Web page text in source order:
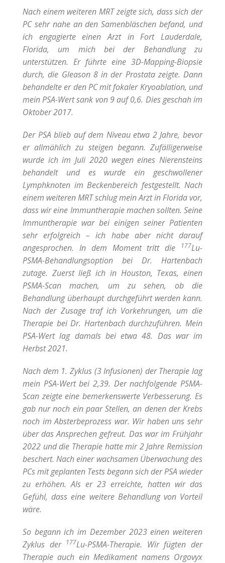
Nach einem weiteren MRT zeigte sich, dass sich der
PC sehr nahe an den Samenbläschen befand, und
ich engagierte einen Arzt in Fort Lauderdale,
Florida, um mich bei der Behandlung zu
unterstützen. Er führte eine 3D-Mapping-Biopsie
durch, die Gleason 8 in der Prostata zeigte. Dann
behandelte er den PC mit fokaler Kryoablation, und
mein PSA-Wert sank von 9 auf 0,6. Dies geschah im
Oktober 2017.
Der PSA blieb auf dem Niveau etwa 2 Jahre, bevor
er allmählich zu steigen begann. Zufälligerweise
wurde ich im Juli 2020 wegen eines Nierensteins
behandelt und es wurde ein geschwollener
Lymphknoten im Beckenbereich festgestellt. Nach
einem weiteren MRT schlug mein Arzt in Florida vor,
dass wir eine Immuntherapie machen sollten. Seine
Immuntherapie war bei einigen seiner Patienten
sehr erfolgreich – ich habe aber nicht darauf
angesprochen. In dem Moment tritt die
177Lu-
PSMA-Behandlungsoption bei Dr. Hartenbach
zutage. Zuerst ließ ich in Houston, Texas, einen
PSMA-Scan machen, um zu sehen, ob die
Behandlung überhaupt durchgeführt werden kann.
Nach der Zusage traf ich Vorkehrungen, um die
Therapie bei Dr. Hartenbach durchzuführen. Mein
PSA-Wert lag damals bei etwa 48. Das war im
Herbst 2021.
Nach dem 1. Zyklus (3 Infusionen) der Therapie lag
mein PSA-Wert bei 2,39. Der nachfolgende PSMA-
Scan zeigte eine bemerkenswerte Verbesserung. Es
gab nur noch ein paar Stellen, an denen der Krebs
noch im Absterbeprozess war. Wir haben uns sehr
über das Ansprechen gefreut. Das war im Frühjahr
2022 und die Therapie hatte mir 2 Jahre Remission
beschert. Nach einer wachsamen Überwachung des
PCs mit geplanten Tests begann sich der PSA wieder
zu erhöhen. Als er 23 erreichte, hatten wir das
Gefühl, dass eine weitere Behandlung von Vorteil
wäre.
So begann ich im Dezember 2023 einen weiteren
Zyklus der 177Lu-PSMA-Therapie. Wir fügten der
Therapie auch ein Medikament namens Orgovyx